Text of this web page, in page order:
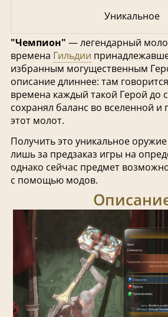
Уникальное
"Чемпион" — легендарный
времена Гильдии
избранным могущественным
описание длиннее: там
времена каждый такой Герой до
сохранял баланс во вселенной и
этот молот.
Получить это уникальное
лишь за предзаказ игры на
однако сейчас предмет
с помощью модов.